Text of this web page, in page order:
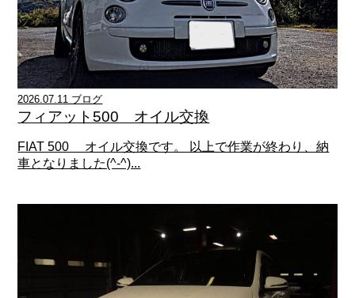
2026.07.11 ブログ
フィアット500 オイル交換
FIAT 500 オイル交換です。 以上で作業が終わり、納
車となりました(^-^)...